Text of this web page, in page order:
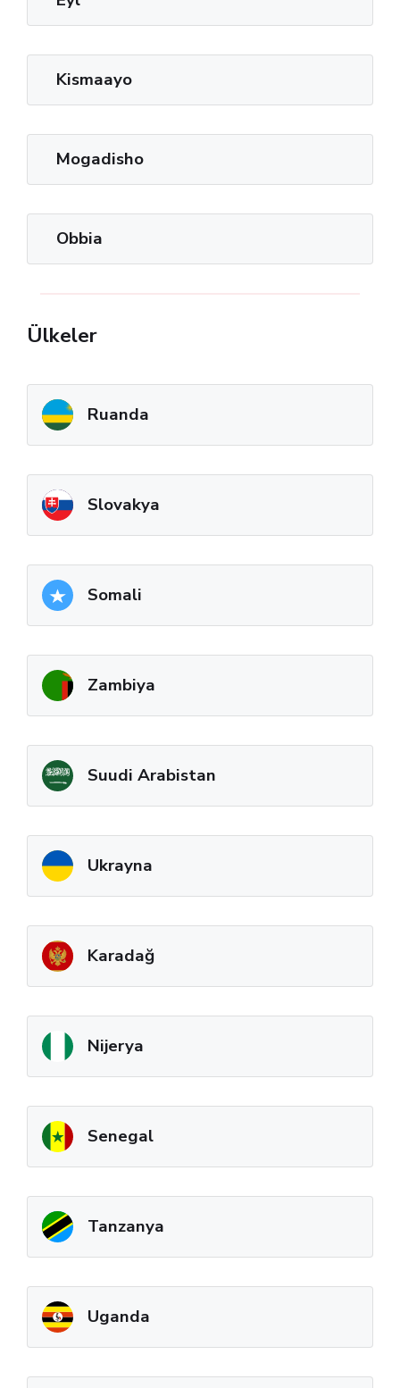
Kismaayo
Mogadisho
Obbia
Ülkeler
Ruanda
Slovakya
Somali
Zambiya
Suudi Arabistan
Ukrayna
Karadağ
Nijerya
Senegal
Tanzanya
Uganda